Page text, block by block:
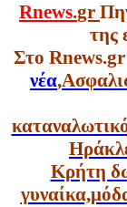
Rnews.gr
της
Στο Rnews.gr
νέα,
Κρήτη
γυναίκα,